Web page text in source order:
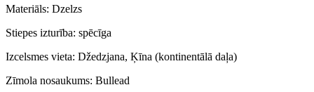
Materiāls: Dzelzs
Stiepes izturība: spēcīga
Izcelsmes vieta: Džedzjana, Ķīna (kontinentālā daļa)
Zīmola nosaukums: Bullead